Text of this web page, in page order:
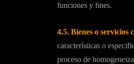
funciones y fines.
4.5. Bienes o servicios
características o
proceso de